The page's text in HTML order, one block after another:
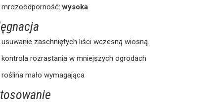
mrozoodporność:wysoka
usuwanie zaschniętych liści wczesną wiosną
kontrola rozrastania w mniejszych ogrodach
roślina mało wymagająca